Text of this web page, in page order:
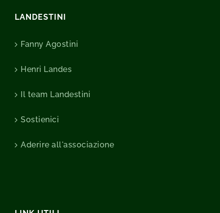
LANDESTINI
Fanny Agostini
Henri Landes
Il team Landestini
Sostienici
Aderire all'associazione